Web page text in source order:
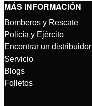
MÁS INFORMACIÓN
Bomberos y Rescate
Policía y Ejército
Encontrar un distribuidor
Servicio
Blogs
Folletos